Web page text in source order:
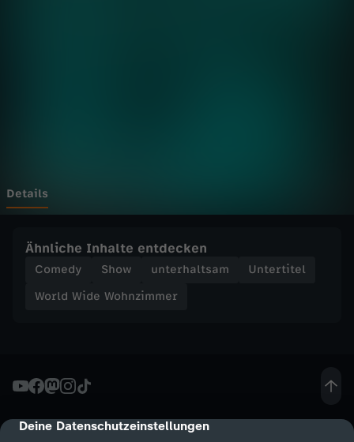
cmp-dialog-description
Deine Datenschutzeinstellungen
n
i
e
r
Details
Ähnliche Inhalte entdecken
Comedy Show unterhaltsam
Untertitel
World Wide Wohnzimmer